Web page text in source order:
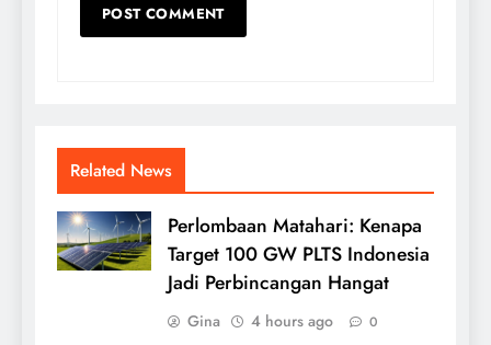
Related News
Perlombaan Matahari: Kenapa
Target 100 GW PLTS Indonesia
Jadi Perbincangan Hangat
Gina 4 hours ago 0